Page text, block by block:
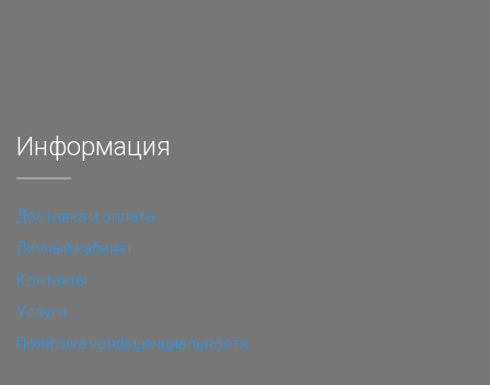
Информация
Доставка и оплата
Личный кабинет
Контакты
Услуги
Политика конфиденциальности